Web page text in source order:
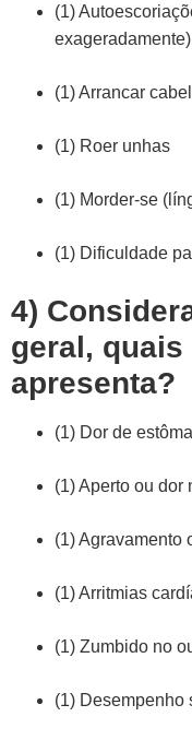
(1)
exageradamente)
(1) Arrancar
(1) Roer unhas
(1) Morder-se
(1) Dificuldade
4)
geral,
apresenta?
(1) Dor de
(1) Aperto ou dor
(1) Agravamento
(1) Arritmias
(1) Zumbido no
(1) Desempenho